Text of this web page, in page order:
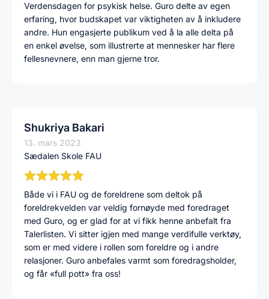
Verdensdagen for psykisk helse. Guro delte av egen
erfaring, hvor budskapet var viktigheten av å inkludere
andre. Hun engasjerte publikum ved å la alle delta på
en enkel øvelse, som illustrerte at mennesker har flere
fellesnevnere, enn man gjerne tror.
Shukriya Bakari
13. mars 2023
Sædalen Skole FAU
Både vi i FAU og de foreldrene som deltok på
foreldrekvelden var veldig fornøyde med foredraget
med Guro, og er glad for at vi fikk henne anbefalt fra
Talerlisten. Vi sitter igjen med mange verdifulle verktøy,
som er med videre i rollen som foreldre og i andre
relasjoner. Guro anbefales varmt som foredragsholder,
og får «full pott» fra oss!